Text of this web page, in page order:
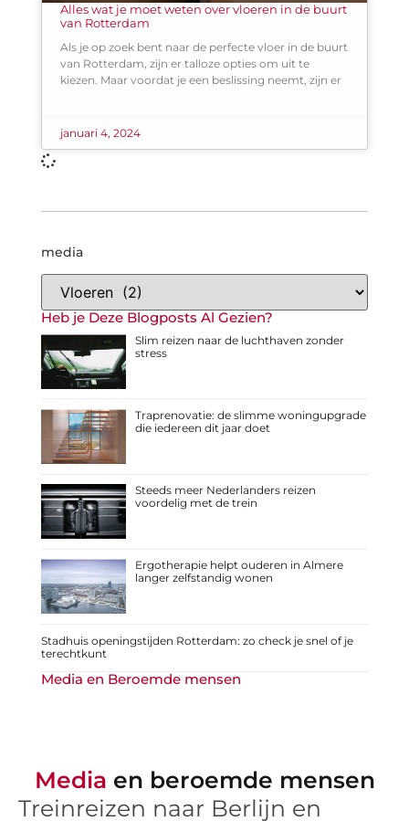
media
Heb je Deze Blogposts Al Gezien?
Slim reizen naar de luchthaven zonder
stress
Traprenovatie: de slimme woningupgrade
die iedereen dit jaar doet
Steeds meer Nederlanders reizen
voordelig met de trein
Ergotherapie helpt ouderen in Almere
langer zelfstandig wonen
Stadhuis openingstijden Rotterdam: zo check je snel of je
terechtkunt
Media en Beroemde mensen
Alles wat je moet weten over vloeren in de buurt
van Rotterdam
Als je op zoek bent naar de perfecte vloer in de buurt
van Rotterdam, zijn er talloze opties om uit te
kiezen. Maar voordat je een beslissing neemt, zijn er
januari 4, 2024
Media en beroemde mensen
Treinreizen naar Berlijn en